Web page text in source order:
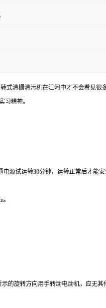
式清栅清污机在江河中才不会看见
习精神。
源试运转30分钟，运转正常后才能安
的旋转方向用手转动电动机，应无其